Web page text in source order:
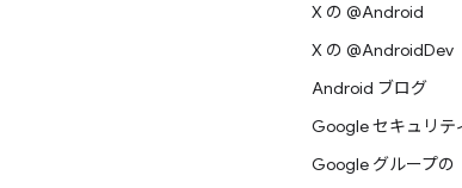
X の @Android
X の @AndroidDev
Android ブログ
Google セキュリテ
Google グループの